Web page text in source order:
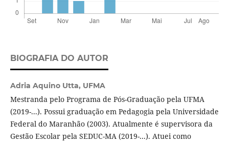
BIOGRAFIA DO AUTOR
Adria Aquino Utta, UFMA
Mestranda pelo Programa de Pós-Graduação pela UFMA
(2019-...). Possui graduação em Pedagogia pela Universidade
Federal do Maranhão (2003). Atualmente é supervisora da
Gestão Escolar pela SEDUC-MA (2019-...). Atuei como